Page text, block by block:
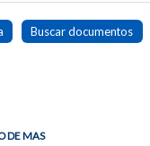
Buscar documentos
DE MAS